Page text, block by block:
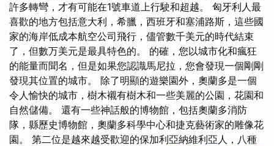
許多轉彎，才有可能在1號車道上行駛和超越。 匈牙利人最
喜歡的地方包括意大利，希臘，西班牙和塞浦路斯，這些國
家的海岸低成本航空公司飛行，儘管數千美元的時代結束
了，但數万美元是最具特色的。 的確，您以城市化和瘋狂
的能量而聞名，但是如果您認識馬尼拉，您會發現一個剛剛
發現其位置的城市。 除了明顯的遊樂園外，奧蘭多是一個
令人愉快的城市，樹木襯有樹木和一些美麗的公園，花園和
自然儲備。 還有一些神話般的博物館，包括奧蘭多消防
隊，縣歷史博物館，奧蘭多科學中心和捷克藝術家的雕像花
園。 第二位是越來越受歡迎的保加利亞納維利亞人，八種